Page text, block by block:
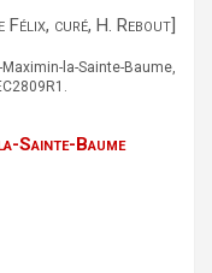
Félix, curé, H. Rebout]
la-Sainte-Baume,
Sainte-Baume